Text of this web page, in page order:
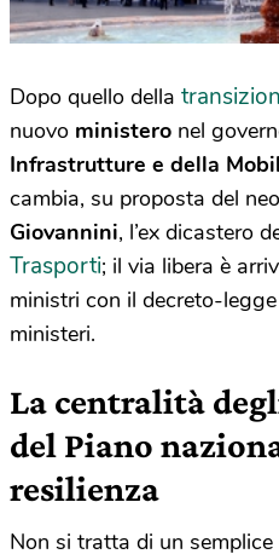
Dopo quello della
nuovo ministero nel
Infrastrutture e della
cambia, su proposta del
Giovannini, l’ex dicastero
Trasporti; il via libera è
ministri con il decreto-
ministeri.
La centralità
del Piano
resilienza
Non si tratta di un